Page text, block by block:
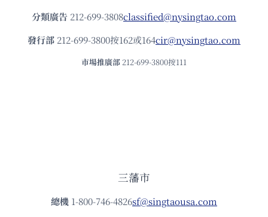
分類廣告 212-699-3808classified@nysingtao.com
發⾏部 212-699-3800按162或164cir@nysingtao.com
市場推廣部 212-699-3800按111
三藩市
總機 1-800-746-4826sf@singtaousa.com